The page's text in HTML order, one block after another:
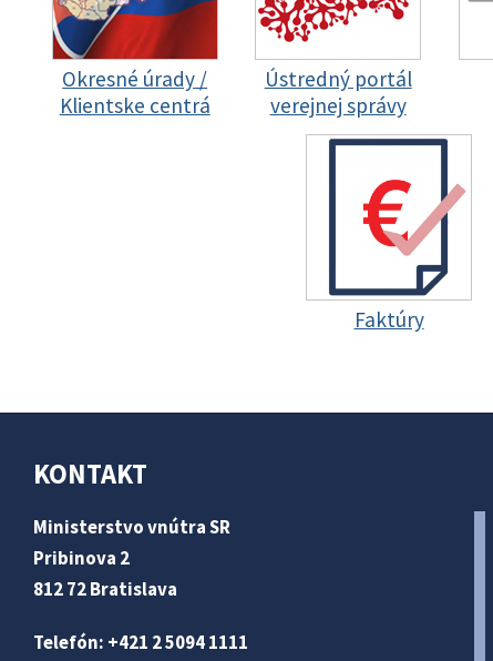
Okresné úrady /
Klientske centrá
Ústredný portál
verejnej správy
Faktúry
KONTAKT
Ministerstvo vnútra SR
Pribinova 2
812 72 Bratislava
Telefón: +421 2 5094 1111